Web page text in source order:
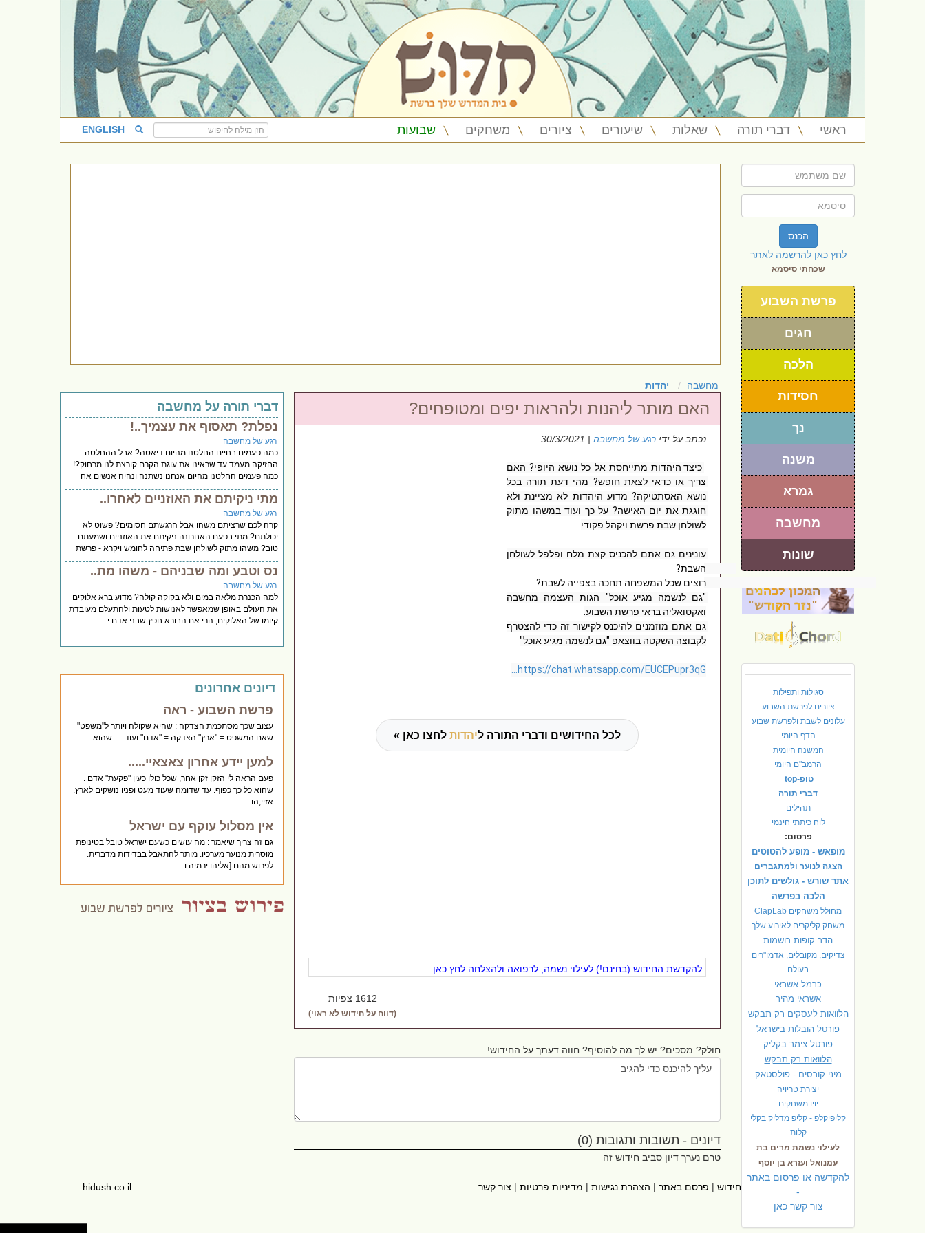
ראשי דברי תורה שאלות שיעורים ציורים משחקים שבועות ENGLISH
הכנס
לחץ כאן להרשמה לאתר
שכחתי סיסמא
פרשת השבוע
חגים
הלכה
חסידות
נך
משנה
גמרא
מחשבה
שונות
סגולות ותפילות
ציורים לפרשת השבוע
עלונים לשבת ולפרשת שבוע
הדף היומי
המשנה היומית
הרמב"ם היומי
טופ-top
דברי תורה
תהילים
לוח כיתתי חינמי
פרסום:
מופאש - מופע להטוטים
הצגה לנוער ולמתגברים
אתר שורש - גולשים לתוכן
הלכה בפרשה
מחולל משחקים ClapLab
משחק קליקרים לאירוע שלך
הדר קופות רושמות
צדיקים, מקובלים, אדמו"רים
בעולם
כרמל אשראי
אשראי מהיר
הלוואות לעסקים רק תבקש
פורטל הובלות בישראל
פורטל צימר בקליק
הלוואות רק תבקש
מיני קורסים - פולסטאק
יצירת טריויה
יויו משחקים
קליפיקלפ - קליפ מדליק בקלי
קלות
לעילוי נשמת מרים בת
עמנואל ועזרא בן יוסף
להקדשה או פרסום באתר
-
צור קשר כאן
מחשבה יהדות
האם מותר ליהנות ולהראות יפים ומטופחים?
נכתב על ידי רגע של מחשבה | 30/3/2021
צריך או כדאי לצאת חופש? מהי דעת תורה בכל
נושא האסתטיקה? מדוע היהדות לא מציינת ולא
חוגגת את יום האישה? על כך ועוד במשהו מתוק
גם אתם מוזמנים ל‏היכנס לקישור זה כדי להצטרף
https://chat.whatsapp.com/EUCEPupr3qG...
לכל החידושים ודברי התורה ליהדות לחצו כאן »
להקדשת החידוש (בחינם!) לעילוי נשמה, לרפואה ולהצלחה לחץ כאן
1612 צפיות
(דווח על חידוש לא ראוי)
חולק? מסכים? יש לך מה להוסיף? חווה דעתך על החידוש!
דיונים - תשובות ותגובות (0)
טרם נערך דיון סביב חידוש זה
דברי תורה על מחשבה
נפלת? תאסוף את עצמיך..!
רגע של מחשבה
כמה פעמים בחיים החלטנו מהיום דיאטה? אבל ההחלטה
החזיקה מעמד עד שראינו את עוגת הקרם קורצת לנו מרחוק?!
כמה פעמים החלטנו מהיום אנחנו נשתנה ונהיה אנשים אח
מתי ניקיתם את האוזניים לאחרו..
רגע של מחשבה
קרה לכם שרציתם משהו אבל הרגשתם חסומים? פשוט לא
יכולתם? מתי בפעם האחרונה ניקיתם את האוזניים ושמעתם
טוב? משהו מתוק לשולחן שבת פתיחה לחומש ויקרא - פרשת
נס וטבע ומה שבניהם - משהו מת..
רגע של מחשבה
למה הכנרת מלאה במים ולא בקוקה קולה? מדוע ברא אלוקים
את העולם באופן שמאפשר לאנושות לטעות ולהתעלם מעובדת
קיומו של האלוקים, הרי אם הבורא חפץ שבני אדם י
דיונים אחרונים
פרשת השבוע - ראה
עצוב שכך מסתכמת הצדקה : שהיא שקולה ויותר ל"משפט"
שאם המשפט = "ארץ" הצדקה = "אדם" ועוד... . שהוא..
למען יידע אחרון צאצאיי.....
פעם הראה לי הזקן זקן אחר, שכל כולו כעין "פקעת" אדם .
שהוא כל כך כפוף. עד שדומה שעוד מעט ופניו נושקים לארץ.
אזיי,הו..
אין מסלול עוקף עם ישראל
גם זה צריך שיאמר : מה עושים כשעם ישראל טובל בטינופת
מוסרית מנוער מערכיו. מותר להתאבל בבדידות מדברית.
לפרוש מהם [אליהו ירמיה ו..
אודות חידוש | פרסם באתר | הצהרת נגישות | מדיניות פרטיות | צור קשר hidush.co.il